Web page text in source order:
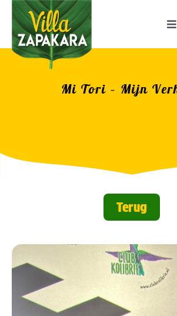
content
Mi Tori – Mijn
Terug